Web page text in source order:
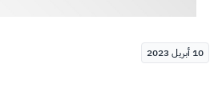
10 أبريل 2023